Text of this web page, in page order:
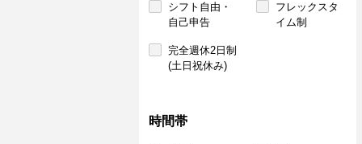
シフト自由・
自己申告
フレックスタ
イム制
完全週休2日制
(土日祝休み)
時間帯